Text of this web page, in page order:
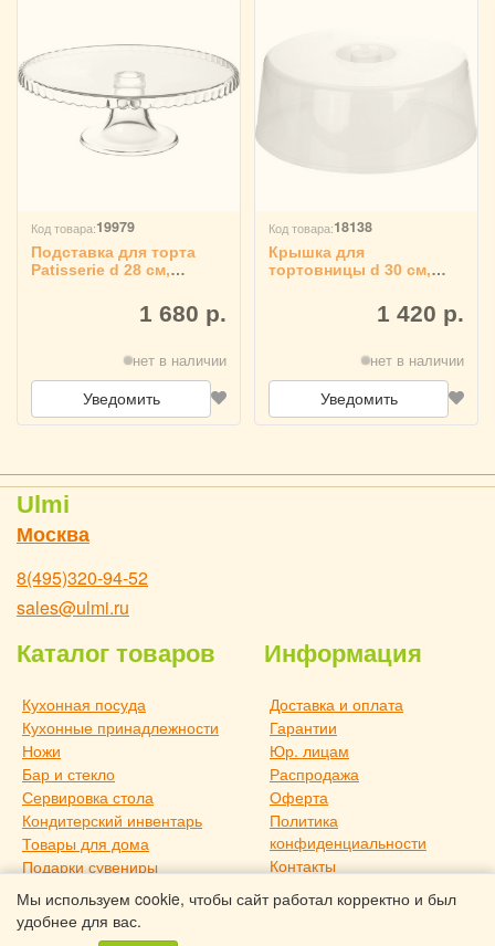
Мы используем cookie, чтобы сайт работал корректно и был
удобнее для вас.
Код товара:19979
Подставка для торта
Patisserie d 28 см,
1 680 р.
нет в наличии
Уведомить
Код товара:18138
Крышка для
тортовницы d 30 см,
1 420 р.
нет в наличии
Уведомить
Ulmi
Москва
8(495)320-94-52
sales@ulmi.ru
Каталог товаров
Кухонная посуда
Кухонные принадлежности
Ножи
Бар и стекло
Сервировка стола
Кондитерский инвентарь
Товары для дома
Подарки сувениры
Дача и отдых
Новое поступление
Товары для дома TouchLife
Информация
Доставка и оплата
Гарантии
Юр. лицам
Распродажа
Оферта
Политика
конфиденциальности
Контакты
О компании
Статьи